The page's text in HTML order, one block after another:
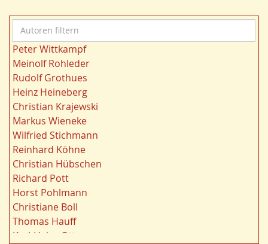
Kultur 22
Kulturlandschaft
Wohnen 21
Gewässer 21
Strukturwandel
Städtebau 20
Wahl 20
Ländliche Entwicklung
Ruhrgebiet 20
Migration/Wanderung
Landschaft 19
Siedlung/Siedlungsgeschichte
Demographischer Wandel
Geologie 19
Dortmund 18
Fauna 17
u
t
o
r
e
n
f
i
l
t
e
r
n
Peter Wittkampf
Meinolf Rohleder
Rudolf Grothues
Heinz Heineberg
Christian Krajewski
Markus Wieneke
Wilfried Stichmann
Reinhard Köhne
Christian Hübschen
Richard Pott
Horst Pohlmann
Christiane Boll
Thomas Hauff
Karl-Heinz Otto